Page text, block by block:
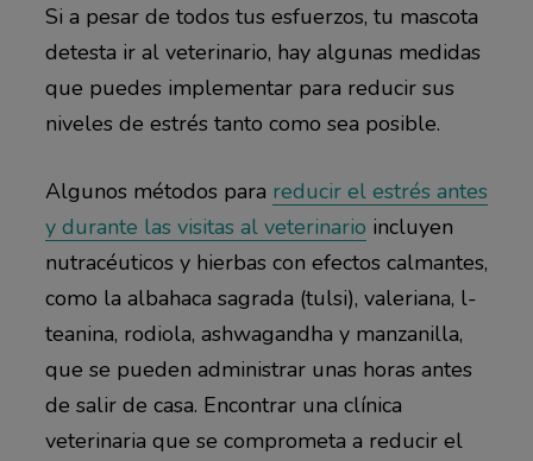
Si a pesar de todos tus esfuerzos, tu mascota
detesta ir al veterinario, hay algunas medidas
que puedes implementar para reducir sus
niveles de estrés tanto como sea posible.
Algunos métodos para reducir el estrés antes
y durante las visitas al veterinario incluyen
nutracéuticos y hierbas con efectos calmantes,
como la albahaca sagrada (tulsi), valeriana, l-
teanina, rodiola, ashwagandha y manzanilla,
que se pueden administrar unas horas antes
de salir de casa. Encontrar una clínica
veterinaria que se comprometa a reducir el